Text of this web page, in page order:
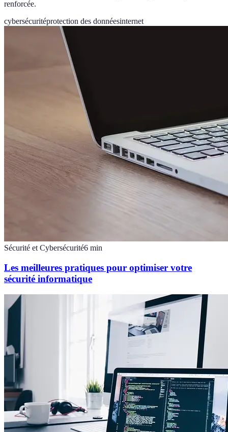
renforcée.
cybersécuritéprotection des donnéesinternet
Sécurité et Cybersécurité6 min
Les meilleures pratiques pour optimiser votre
sécurité informatique